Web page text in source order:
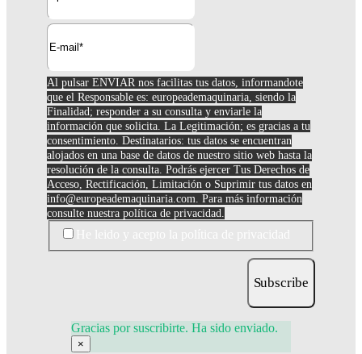
Al pulsar ENVIAR nos facilitas tus datos, informandote
que el Responsable es: europeademaquinaria, siendo la
Finalidad; responder a su consulta y enviarle la
información que solicita. La Legitimación; es gracias a tu
consentimiento. Destinatarios: tus datos se encuentran
alojados en una base de datos de nuestro sitio web hasta la
resolución de la consulta. Podrás ejercer Tus Derechos de
Acceso, Rectificación, Limitación o Suprimir tus datos en
info@europeademaquinaria.com . Para más información
consulte nuestra política de privacidad.
Subscribe
Gracias por suscribirte. Ha sido enviado.
×